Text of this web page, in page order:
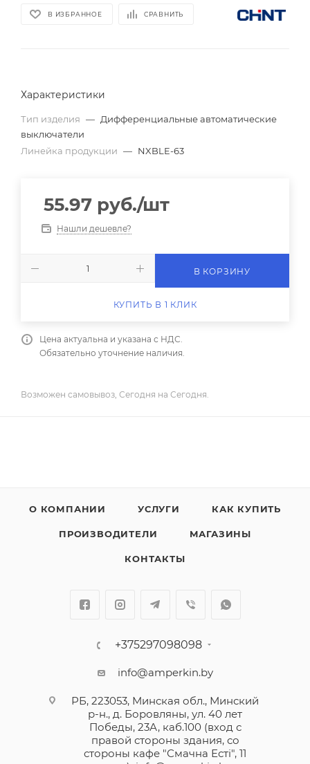
В ИЗБРАННОЕ СРАВНИТЬ
Характеристики
Тип изделия — Дифференциальные автоматические
выключатели
Линейка продукции — NXBLE-63
55.97 руб./шт
Нашли дешевле?
В КОРЗИНУ
КУПИТЬ В 1 КЛИК
Цена актуальна и указана с НДС.
Обязательно уточнение наличия.
Возможен самовывоз, Сегодня на Сегодня.
О КОМПАНИИ УСЛУГИ КАК КУПИТЬ
ПРОИЗВОДИТЕЛИ МАГАЗИНЫ
КОНТАКТЫ
+375297098098
info@amperkin.by
РБ, 223053, Минская обл., Минский
р-н., д. Боровляны, ул. 40 лет
Победы, 23А, каб.100 (вход с
правой стороны здания, со
стороны кафе "Смачна Естi", 11